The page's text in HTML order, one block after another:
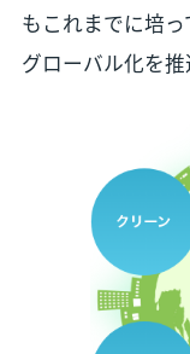
もこれまでに培っ
グローバル化を推